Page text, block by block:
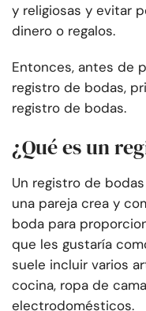
y religiosas y evitar
dinero o regalos.
Entonces, antes de
registro de bodas,
registro de bodas.
¿Qué es un
Un registro de
una pareja crea y
boda para
que les gustaría
suele incluir varios
cocina, ropa de
electrodomésticos.